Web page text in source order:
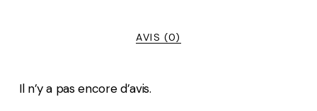
AVIS (0)
Il n’y a pas encore d’avis.